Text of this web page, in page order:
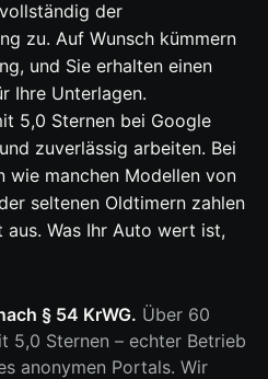
der
zu. Auf Wunsch kümmern
und Sie erhalten einen
Ihre Unterlagen.
5,0 Sternen bei Google
zuverlässig arbeiten. Bei
wie manchen Modellen von
seltenen Oldtimern zahlen
Was Ihr Auto wert ist,
§ 54 KrWG. Über 60
5,0 Sternen – echter Betrieb
anonymen Portals. Wir